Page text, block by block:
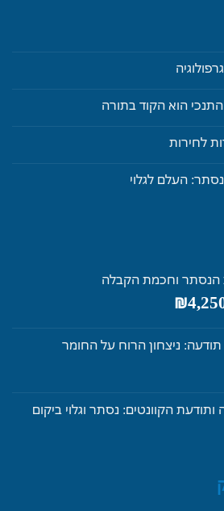
הוא הקוד בתורה
לחירות
העלם לגלוי
הנסתר וחכמת הקבלה
המקורי
₪
₪4,250.
תודעה: ניצחון הרוח על החומר
הקוונטים: נסתר וגלוי ביקום